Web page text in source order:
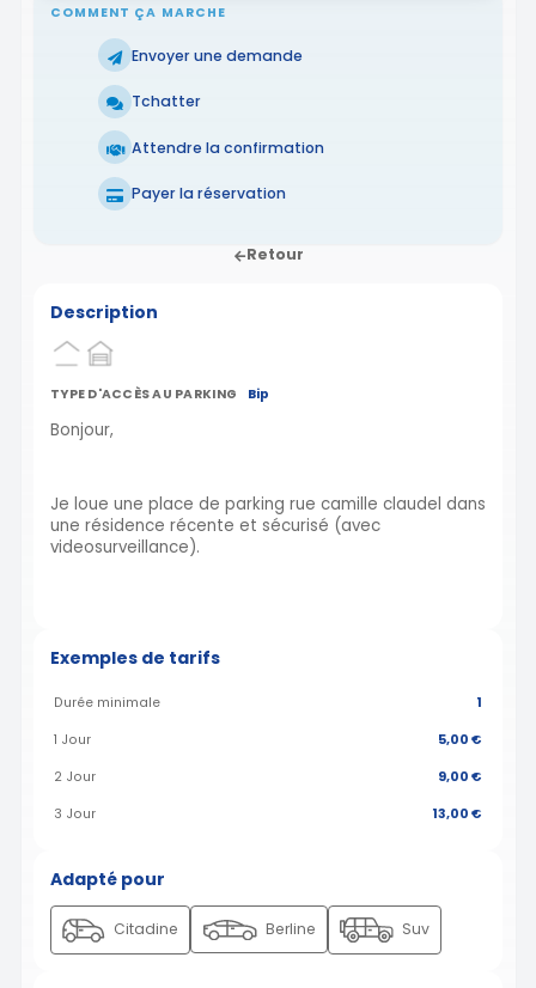
COMMENT ÇA MARCHE
Envoyer une demande
Tchatter
Attendre la confirmation
Payer la réservation
Retour
Description
TYPE D'ACCÈS AU PARKING Bip
Bonjour,
Je loue une place de parking rue camille claudel dans
une résidence récente et sécurisé (avec
videosurveillance).
Exemples de tarifs
Durée minimale 1
1 Jour 5,00 €
2 Jour 9,00 €
3 Jour 13,00 €
Adapté pour
Citadine Berline Suv